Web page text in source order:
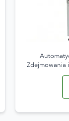
Zdejmowania